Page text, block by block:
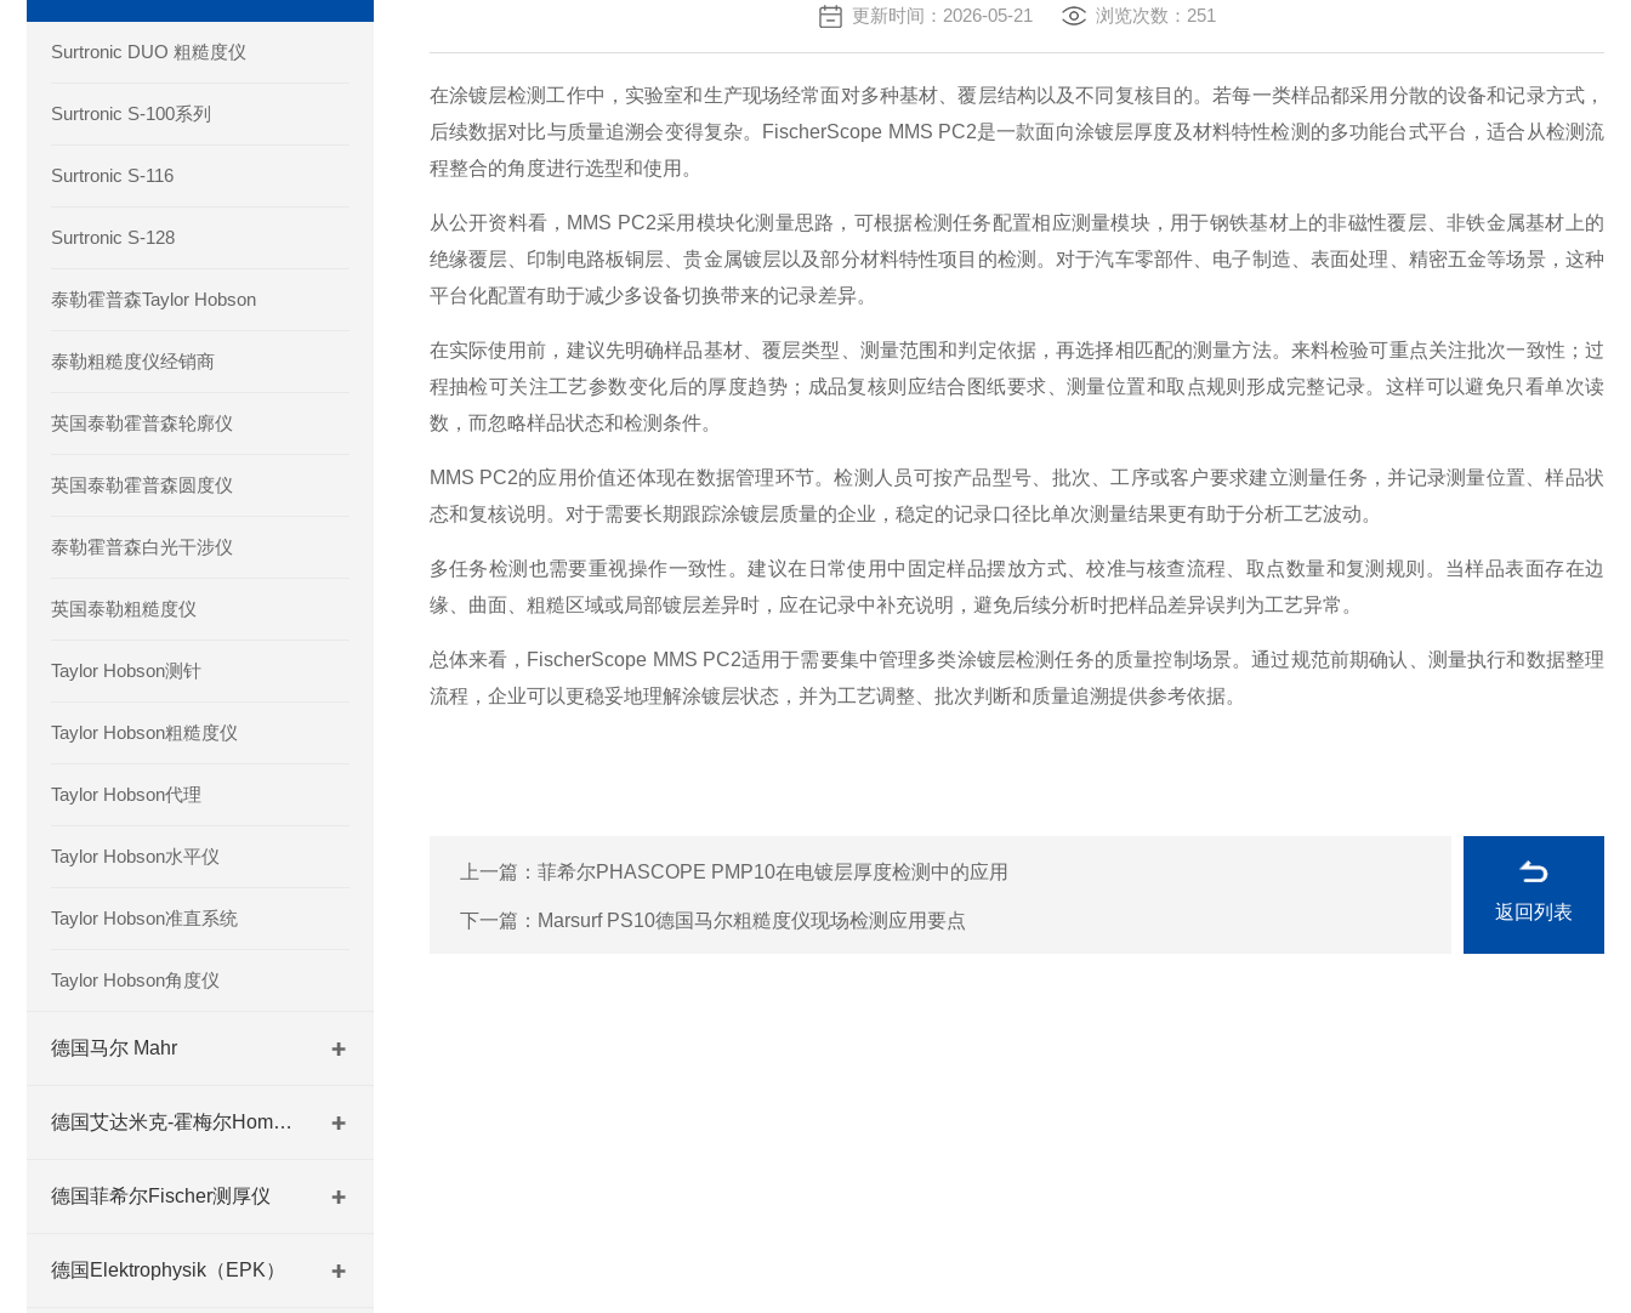
Surtronic DUO 粗糙度仪
Surtronic S-100系列
Surtronic S-116
Surtronic S-128
泰勒霍普森Taylor Hobson
泰勒粗糙度仪经销商
英国泰勒霍普森轮廓仪
英国泰勒霍普森圆度仪
泰勒霍普森白光干涉仪
英国泰勒粗糙度仪
Taylor Hobson测针
Taylor Hobson粗糙度仪
Taylor Hobson代理
Taylor Hobson水平仪
Taylor Hobson准直系统
Taylor Hobson角度仪
德国马尔 Mahr
德国艾达米克-霍梅尔Hommel
德国菲希尔Fischer测厚仪
德国Elektrophysik（EPK）
更新时间：2026-05-21 浏览次数：251
在涂镀层检测工作中，实验室和生产现场经常面对多种基材、覆层结构以及不同复核目的。若每一类样品都采用分散的设备和记录方式，
后续数据对比与质量追溯会变得复杂。FischerScope MMS PC2是一款面向涂镀层厚度及材料特性检测的多功能台式平台，适合从检测流
程整合的角度进行选型和使用。
从公开资料看，MMS PC2采用模块化测量思路，可根据检测任务配置相应测量模块，用于钢铁基材上的非磁性覆层、非铁金属基材上的
绝缘覆层、印制电路板铜层、贵金属镀层以及部分材料特性项目的检测。对于汽车零部件、电子制造、表面处理、精密五金等场景，这种
平台化配置有助于减少多设备切换带来的记录差异。
在实际使用前，建议先明确样品基材、覆层类型、测量范围和判定依据，再选择相匹配的测量方法。来料检验可重点关注批次一致性；过
程抽检可关注工艺参数变化后的厚度趋势；成品复核则应结合图纸要求、测量位置和取点规则形成完整记录。这样可以避免只看单次读
数，而忽略样品状态和检测条件。
MMS PC2的应用价值还体现在数据管理环节。检测人员可按产品型号、批次、工序或客户要求建立测量任务，并记录测量位置、样品状
态和复核说明。对于需要长期跟踪涂镀层质量的企业，稳定的记录口径比单次测量结果更有助于分析工艺波动。
多任务检测也需要重视操作一致性。建议在日常使用中固定样品摆放方式、校准与核查流程、取点数量和复测规则。当样品表面存在边
缘、曲面、粗糙区域或局部镀层差异时，应在记录中补充说明，避免后续分析时把样品差异误判为工艺异常。
总体来看，FischerScope MMS PC2适用于需要集中管理多类涂镀层检测任务的质量控制场景。通过规范前期确认、测量执行和数据整理
流程，企业可以更稳妥地理解涂镀层状态，并为工艺调整、批次判断和质量追溯提供参考依据。
上一篇： 菲希尔PHASCOPE PMP10在电镀层厚度检测中的应用
下一篇： Marsurf PS10德国马尔粗糙度仪现场检测应用要点 返回列表